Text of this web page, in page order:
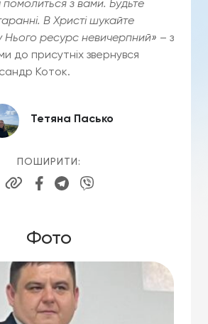
помолиться з вами. Будьте
В Христі шукайте
Нього ресурс невичерпний» – з
до присутніх звернувся
Коток.
Тетяна Пасько
ПОШИРИТИ:
Фото